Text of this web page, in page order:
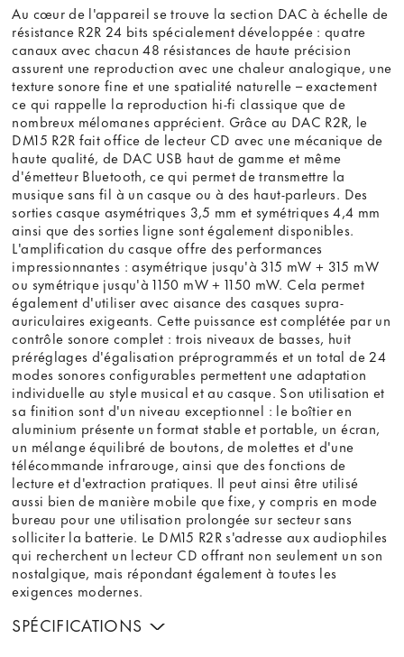
Au cœur de l'appareil se trouve la section DAC à échelle de
résistance R2R 24 bits spécialement développée : quatre
canaux avec chacun 48 résistances de haute précision
assurent une reproduction avec une chaleur analogique, une
texture sonore fine et une spatialité naturelle – exactement
ce qui rappelle la reproduction hi-fi classique que de
nombreux mélomanes apprécient. Grâce au DAC R2R, le
DM15 R2R fait office de lecteur CD avec une mécanique de
haute qualité, de DAC USB haut de gamme et même
d'émetteur Bluetooth, ce qui permet de transmettre la
musique sans fil à un casque ou à des haut-parleurs. Des
sorties casque asymétriques 3,5 mm et symétriques 4,4 mm
ainsi que des sorties ligne sont également disponibles.
L'amplification du casque offre des performances
impressionnantes : asymétrique jusqu'à 315 mW + 315 mW
ou symétrique jusqu'à 1150 mW + 1150 mW. Cela permet
également d'utiliser avec aisance des casques supra-
auriculaires exigeants. Cette puissance est complétée par un
contrôle sonore complet : trois niveaux de basses, huit
préréglages d'égalisation préprogrammés et un total de 24
modes sonores configurables permettent une adaptation
individuelle au style musical et au casque. Son utilisation et
sa finition sont d'un niveau exceptionnel : le boîtier en
aluminium présente un format stable et portable, un écran,
un mélange équilibré de boutons, de molettes et d'une
télécommande infrarouge, ainsi que des fonctions de
lecture et d'extraction pratiques. Il peut ainsi être utilisé
aussi bien de manière mobile que fixe, y compris en mode
bureau pour une utilisation prolongée sur secteur sans
solliciter la batterie. Le DM15 R2R s'adresse aux audiophiles
qui recherchent un lecteur CD offrant non seulement un son
nostalgique, mais répondant également à toutes les
exigences modernes.
SPÉCIFICATIONS